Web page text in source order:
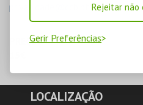
Rejeitar não
Gerir Preferências
privacidade@ccb.pt
PREÇOS
LOCALIZAÇÃO